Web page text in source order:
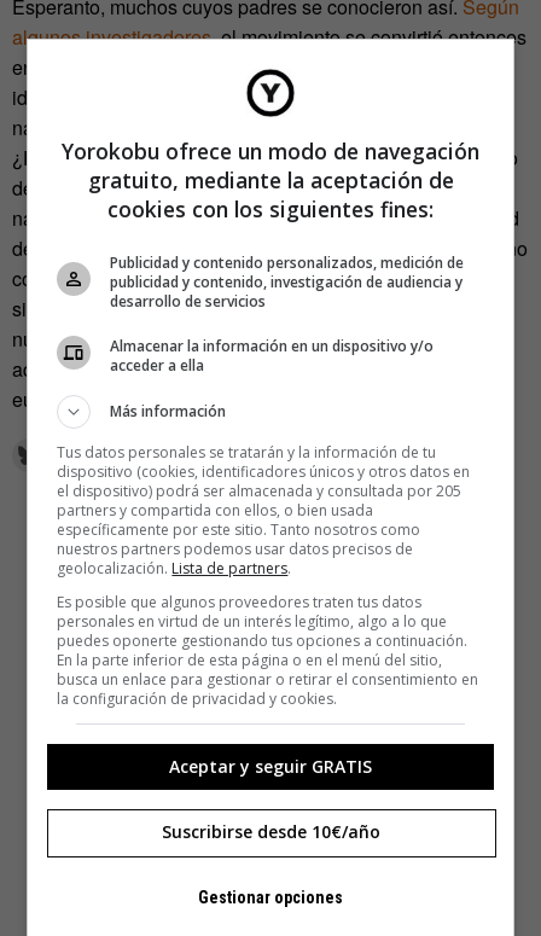
Esperanto, muchos cuyos padres se conocieron así. Según
algunos investigadores, el movimiento se convirtió entonces
en una verdadera comunidad transnacional, con una
identidad propia tan fuerte o más que sus orígenes
nacionales.
¿Podrá la actualsharing economyreplicar este sentimiento
de pertenencia común por encima de fronteras y
nacionalidades? Sin duda nos dará una nueva oportunidad
de aquello para lo que Zamenhof creó su idioma, hablar «no
como franceses con ingleses, ni como rusos con polacos,
sino como personas con personas». Aunque queda en
nuestro tejado agregarle el idealismo –y la gratuidad– de
aquellos «padres fundadores» de la
europea.
Yorokobu ofrece un modo de navegación
gratuito, mediante la aceptación de
cookies con los siguientes fines:
Publicidad y contenido personalizados, medición de
publicidad y contenido, investigación de audiencia y
desarrollo de servicios
Almacenar la información en un dispositivo y/o
acceder a ella
Más información
Tus datos personales se tratarán y la información de tu
dispositivo (cookies, identificadores únicos y otros datos en
el dispositivo) podrá ser almacenada y consultada por 205
partners y compartida con ellos, o bien usada
específicamente por este sitio. Tanto nosotros como
nuestros partners podemos usar datos precisos de
geolocalización. Lista de partners.
Es posible que algunos proveedores traten tus datos
personales en virtud de un interés legítimo, algo a lo que
puedes oponerte gestionando tus opciones a continuación.
En la parte inferior de esta página o en el menú del sitio,
busca un enlace para gestionar o retirar el consentimiento en
la configuración de privacidad y cookies.
Aceptar y seguir GRATIS
Suscribirse desde 10€/año
Gestionar opciones